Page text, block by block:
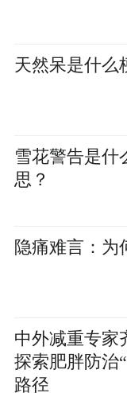
天然呆是什么
雪花警告是什
思？
隐痛难言：为
中外减重专家
探索肥胖防治
路径